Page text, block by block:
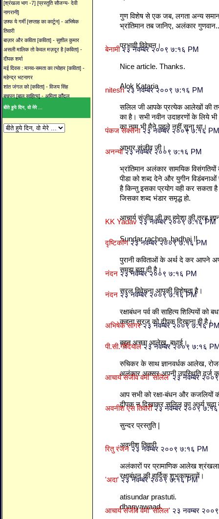
[श्रंखला भाग -7] [प्रस्तुति सौजन्य- देवी
नागरानी]
उफ्फ ये गर्मी [सप्ताह का कार्टून] - अभिषेक
तिवारी
बाज़ार और कविता [कविता] - सुशील कुमार
असली मालिक तो केवल मज़दूर है [कविता] -
दीपक शर्मा
मई दिवस : मानव-समता का त्योहार [कविता] -
महेन्द्र भटनागर
शांत जंगल को [कविता] - विजय सिंह
बचपन [बाल साहित्य] - अमिता कौंदल
बीते हुये दिन, वो मेरे ...
गुण विशेष से एक जब, लगता अन्य
भ्रांतिमान तब जानिए, अलंकार गुणवान..
प्रभावी विवेचन।
बेनामी२३ नवम्बर २००९ ७:१६ PM
Nice article. Thanks.
Alok Kataria
nitesh २३ नवम्बर २००९ ७:१६ PM
सलिल जी आपके प्रत्येक आलेखों की
का है। सभी नवीन उदाहरणों के लिये
का नाम भी मैने पहले नहीं सुना था।
पंकज सक्सेना२३ नवम्बर २००९ ७:१६ PM
आभार संजीव जी।
अनन्या २३ नवम्बर २००९ ७:१६ PM
भ्रांतिमान अलंकार सामयिक
पीडा को शब्द देने और युगीन
है किन्तु इसका प्रयोग वही कर सकता है
जिसका शब्द भंडार समृद्ध हो.
आचार्य संजीव जी का हमेशा की तरह
KK Yadav २३ नवम्बर २००९ ७:१६ PM
Sundar rachna..badhai !!
दृष्टिकोण २३ नवम्बर २००९ ७:१६ PM
पुरानी कविताओं के अर्थ दे कर आपने
समझ बढा दी है।
नंदन २३ नवम्बर २००९ ७:१६ PM
सरल विवेचना आपकी विशेषता है।
नंदन २३ नवम्बर २००९ ७:१६ PM
रक्षाबंधन पर्व की साहित्य शिल्पियों
कहना सूरज को दीपक दिखाना ही है।
अभिषेक सागर २३ नवम्बर २००९ ७:१६
बहुत अच्छा आलेख, बधाई।
पी.सी.गोदियाल २३ नवम्बर २००९ ७:१६
रुचिकर के साथ ज्ञानवर्धक आलेख,
अलंकार अक्सर अपनी उपस्थिति दर्ज
आचार्य संजीव वर्मा 'सलिल' २३ नवम्बर
आप सभी को रक्षा-बंधन और कजलियों
दीपक न दिखाकर सलिल का अर्ध्य चढा
अवनीश एस तिवारी २३ नवम्बर २००९
सुन्दर प्रस्तुति |
अवनीश तिवारी
रितु रंजन २३ नवम्बर २००९ ७:१६ PM
अलंकारों पर प्रामाणिक आलेख
रक्षाबंधन की हार्दिक शुभकामनायें।
'अदा' २३ नवम्बर २००९ ७:१६ PM
atisundar prastuti.
dhanyawaad.
आचार्य संजीव वर्मा 'सलिल' २३ नवम्बर